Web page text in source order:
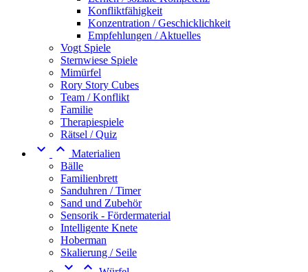
Konfliktfähigkeit
Konzentration / Geschicklichkeit
Empfehlungen / Aktuelles
Vogt Spiele
Sternwiese Spiele
Mimürfel
Rory Story Cubes
Team / Konflikt
Familie
Therapiespiele
Rätsel / Quiz
  Materialien
Bälle
Familienbrett
Sanduhren / Timer
Sand und Zubehör
Sensorik - Fördermaterial
Intelligente Knete
Hoberman
Skalierung / Seile
 